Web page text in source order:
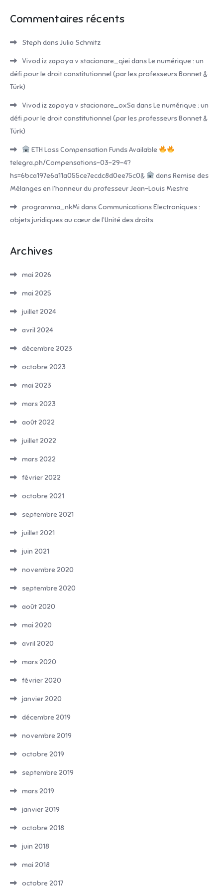
Commentaires récents
Steph dansJulia Schmitz
Vivod iz zapoya v stacionare_qiei dansLe numérique : un
défi pour le droit constitutionnel (par les professeurs Bonnet &
Türk)
Vivod iz zapoya v stacionare_oxSa dansLe numérique : un
défi pour le droit constitutionnel (par les professeurs Bonnet &
Türk)
ETH Loss Compensation Funds Available
telegra.ph/Compensations-03-29-4?
hs=6bca197e6a11a055ce7ecdc8d0ee75c0&
dansRemise des
Mélanges en l’honneur du professeur Jean-Louis Mestre
programma_nkMi dansCommunications Electroniques :
objets juridiques au cœur de l’Unité des droits
Archives
mai 2026
mai 2025
juillet 2024
avril 2024
décembre 2023
octobre 2023
mai 2023
mars 2023
août 2022
juillet 2022
mars 2022
février 2022
octobre 2021
septembre 2021
juillet 2021
juin 2021
novembre 2020
septembre 2020
août 2020
mai 2020
avril 2020
mars 2020
février 2020
janvier 2020
décembre 2019
novembre 2019
octobre 2019
septembre 2019
mars 2019
janvier 2019
octobre 2018
juin 2018
mai 2018
octobre 2017